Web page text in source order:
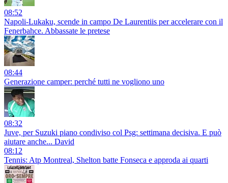
08:52
Napoli-Lukaku, scende in campo De Laurentiis per accelerare con il
Fenerbahce. Abbassate le pretese
08:44
Generazione camper: perché tutti ne vogliono uno
08:32
Juve, per Suzuki piano condiviso col Psg: settimana decisiva. E può
aiutare anche... David
08:12
Tennis: Atp Montreal, Shelton batte Fonseca e approda ai quarti